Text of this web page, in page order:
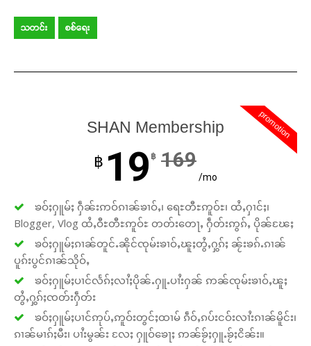
သတင်း စစ်ရေး
promotion
SHAN Membership
฿ 19 ฿ 169
/mo
ၶဝ်ႈႁူမ်ႈ ႁဵၼ်းဢဝ်ၵၢၼ်ၶၢဝ်ႇ၊ ရေႊတီႊဢူဝ်ႊ၊ ထႆႇႁၢင်ႈ၊
Blogger, Vlog ထႆႇဝီႊတီႊဢူဝ်ႊ တတ်းတေႃႇ ႁဵတ်းဢွၵ်ႇ ပိုၼ်ၽႄႈ
ၶဝ်ႈႁူမ်ႈၵၢၼ်တူင်ႉၼိုင်ၸုမ်းၶၢဝ်ႇၽူႈတွႆႇႁွၵ်ႈ ၼႂ်းၶၵ်ႉၵၢၼ်
ပူၵ်းပွင်ၵၢၼ်သိုဝ်ႇ
ၶဝ်ႈႁူမ်ႈပၢင်လႅၵ်ႈလၢႆႈပိုၼ်ႉႁူႉပၢႆးႁၼ် ဢၼ်ၸုမ်းၶၢဝ်ႇၽူႈ
တွႆႇႁွၵ်ႈၸတ်းႁဵတ်း
ၶဝ်ႈႁူမ်ႈပၢင်ဢုပ်ႇဢူဝ်းတွင်ႈထၢမ် ၵဵဝ်ႇၵပ်းငဝ်းလၢႆးၵၢၼ်မိူင်း၊
ၵၢၼ်မၢၵ်ႈမီး၊ ပၢႆးမွၼ်း လႄႈ ႁူဝ်ၶေႃႈ ဢၼ်ၶႂ်ႈႁူႉၶႂ်ႈငိၼ်း။